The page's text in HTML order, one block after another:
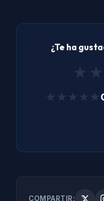
¿Te ha
★
★
★★★★★
★★★★★
COMPARTIR: